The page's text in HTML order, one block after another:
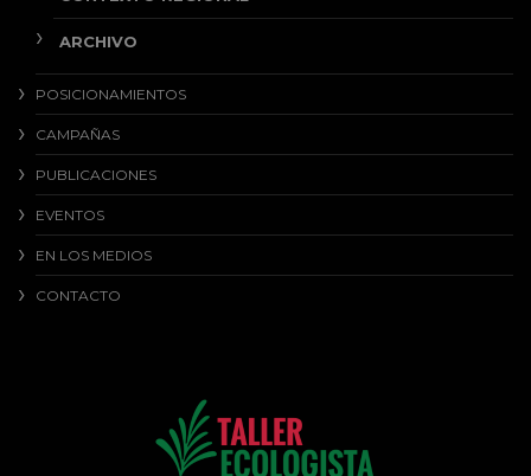
ARCHIVO
POSICIONAMIENTOS
CAMPAÑAS
PUBLICACIONES
EVENTOS
EN LOS MEDIOS
CONTACTO